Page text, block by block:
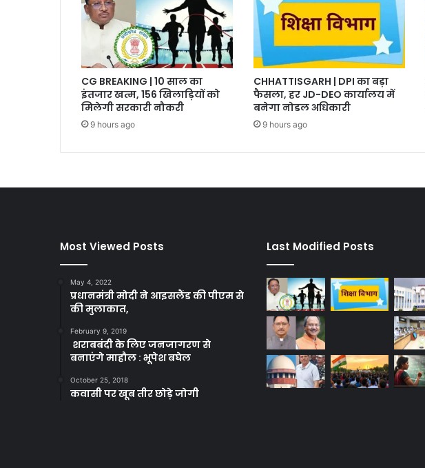
CG BREAKING | 10 साल का
इंतजार खत्म, 156 खिलाड़ियों को
मिलेगी सरकारी नौकरी
9 hours ago
CHHATTISGARH | DPI का बड़ा
फैसला, हर JD-DEO कार्यालय में
बनेगा नोडल अधिकारी
9 hours ago
Most Viewed Posts
May 4, 2022
प्रधानमंत्री मोदी ने आइसलैंड की पीएम से
की मुलाकात,
February 9, 2019
शराबबंदी के लिए जनजागरण से
बनाएंगे माहौल : भूपेश बघेल
October 25, 2018
कवासी पर खूब तीर छोड़े जोगी
Last Modified Posts